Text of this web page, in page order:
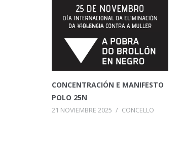
CONCENTRACIÓN E MANIFESTO
POLO 25N
21 NOVIEMBRE 2025 / CONCELLO